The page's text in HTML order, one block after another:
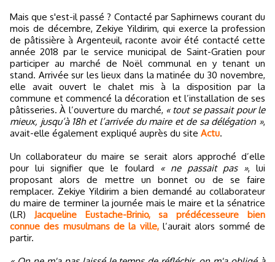
Mais que s'est-il passé ? Contacté par Saphirnews courant du
mois de décembre, Zekiye Yildirim, qui exerce la profession
de pâtissière à Argenteuil, raconte avoir été contacté cette
année 2018 par le service municipal de Saint-Gratien pour
participer au marché de Noël communal en y tenant un
stand. Arrivée sur les lieux dans la matinée du 30 novembre,
elle avait ouvert le chalet mis à la disposition par la
commune et commencé la décoration et l’installation de ses
pâtisseries. À l’ouverture du marché, « tout se passait pour le
mieux, jusqu’à 18h et l’arrivée du maire et de sa délégation »,
avait-elle également expliqué auprès du site Actu.
Un collaborateur du maire se serait alors approché d’elle
pour lui signifier que le foulard
« ne passait pas », lui
proposant alors de mettre un bonnet ou de se faire
remplacer. Zekiye Yildirim a bien demandé au collaborateur
du maire de terminer la journée mais le maire et la sénatrice
(LR) Jacqueline Eustache-Brinio, sa prédécesseure bien
connue des musulmans de la ville,l’aurait alors sommé de
partir.